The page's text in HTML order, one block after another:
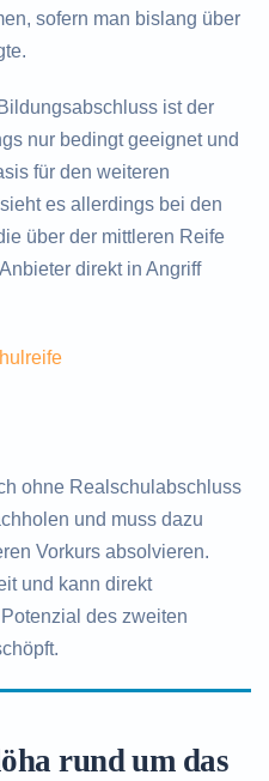
sofern man bislang über
ist der
nur bedingt geeignet und
für den weiteren
es allerdings bei den
über der mittleren Reife
direkt in Angriff
ohne Realschulabschluss
und muss dazu
Vorkurs absolvieren.
und kann direkt
des zweiten
rund um das